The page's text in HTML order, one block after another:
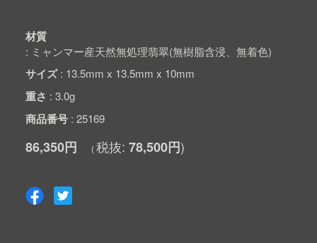
材質
ミャンマー産天然無処理翡翠(無樹脂含浸、無着色)
サイズ 13.5mm x 13.5mm x 10mm
重さ 3.0g
商品番号 25169
86,350円 78,500円